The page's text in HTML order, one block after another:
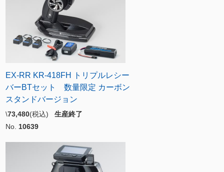
EX-RR KR-418FH トリプルレシー
バーBTセット 数量限定 カーボン
スタンドバージョン
\73,480(税込) 生産終了
No. 10639